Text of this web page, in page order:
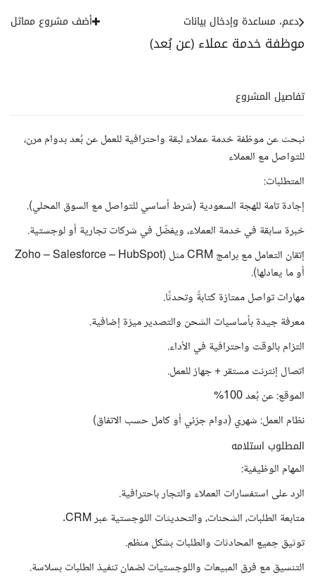
موظفة خدمة عملاء (عن بُعد)
دعم، مساعدة وإدخال بيانات أضف مشروع مماثل
تفاصيل المشروع
نبحث عن موظفة خدمة عملاء لبقة واحترافية للعمل عن بُعد بدوام مرن،
للتواصل مع العملاء
المتطلبات:
إجادة تامة للهجة السعودية (شرط أساسي للتواصل مع السوق المحلي).
خبرة سابقة في خدمة العملاء، ويفضّل في شركات تجارية أو لوجستية.
إتقان التعامل مع برامج CRM مثل (Zoho – Salesforce – HubSpot
أو ما يعادلها).
مهارات تواصل ممتازة كتابةً وتحدثًا.
معرفة جيدة بأساسيات الشحن والتصدير ميزة إضافية.
التزام بالوقت واحترافية في الأداء.
اتصال إنترنت مستقر + جهاز للعمل.
الموقع: عن بُعد 100%
نظام العمل: شهري (دوام جزئي أو كامل حسب الاتفاق)
المطلوب استلامه
المهام الوظيفية:
الرد على استفسارات العملاء والتجار باحترافية.
متابعة الطلبات، الشحنات، والتحديثات اللوجستية عبر CRM.
توثيق جميع المحادثات والطلبات بشكل منظم.
التنسيق مع فرق المبيعات واللوجستيات لضمان تنفيذ الطلبات بسلاسة.